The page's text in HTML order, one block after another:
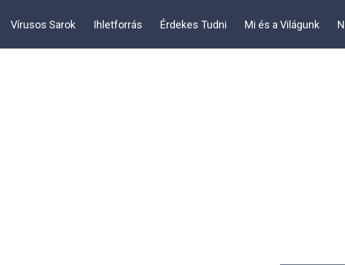
Vírusos Sarok Ihletforrás Érdekes Tudni Mi és a Világunk